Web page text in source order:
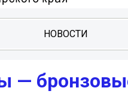
НОВОСТИ
—